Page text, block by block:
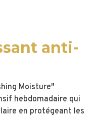
anti-
Moisture"
hebdomadaire qui
en protégeant les